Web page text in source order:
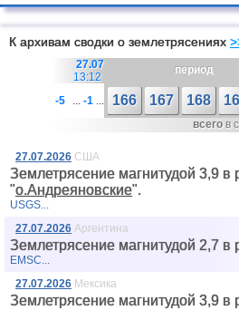
К архивам сводки о землетрясениях
27.07
13:12
период
-5
... -1... 166 167 168
всегов
27.07.2026 США
Землетрясение магнитудой 3,9 в
"о.Андреяновские".
USGS...
27.07.2026 Аргентина
Землетрясение магнитудой 2,7 в
EMSC...
27.07.2026 Мексика
Землетрясение магнитудой 3,9 в